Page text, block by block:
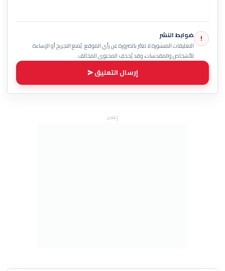
! ضوابط النشر
التعليقات المنشورة لا تعبّر بالضرورة عن رأي الموقع. يُمنع التجريح أو الإساءة
للأشخاص والمقدسات، وقد يُحذف المحتوى المخالف.
إرسال التعليق
إعلان